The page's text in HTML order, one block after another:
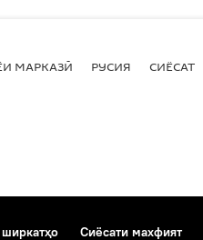
МАРКАЗӢ РУСИЯ СИЁСАТ
Сиёсати махфият